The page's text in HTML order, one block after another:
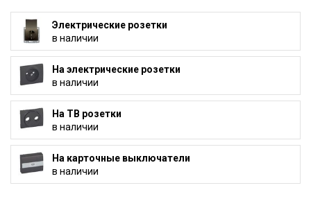
Электрические розетки
в наличии
На электрические розетки
в наличии
На ТВ розетки
в наличии
На карточные выключатели
в наличии